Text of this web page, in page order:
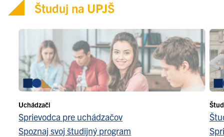
Študuj na UPJŠ
Uchádzači
Sprievodca pre uchádzačov
Spoznaj svoj študijný program